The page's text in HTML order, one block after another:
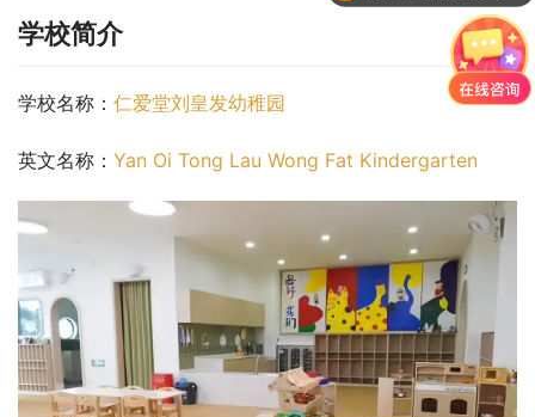
学校简介
学校名称： 仁爱堂刘皇发幼稚园
英文名称： Yan Oi Tong Lau Wong Fat Kindergarten